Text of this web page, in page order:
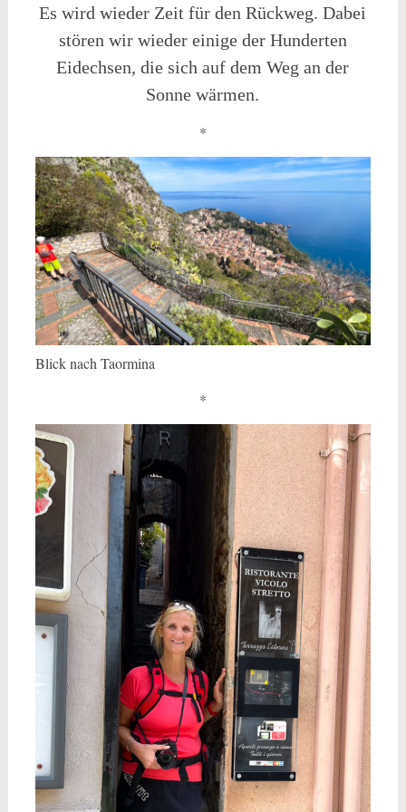
Es wird wieder Zeit für den Rückweg. Dabei
stören wir wieder einige der Hunderten
Eidechsen, die sich auf dem Weg an der
Sonne wärmen.
*
Blick nach Taormina
*